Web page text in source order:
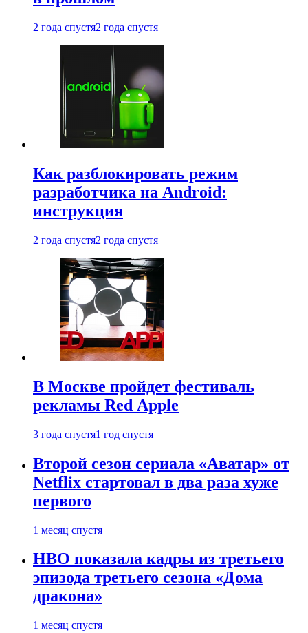
2 года спустя2 года спустя
Как разблокировать режим
разработчика на Android:
инструкция
2 года спустя2 года спустя
В Москве пройдет фестиваль
рекламы Red Apple
3 года спустя1 год спустя
Второй сезон сериала «Аватар» от
Netflix стартовал в два раза хуже
первого
1 месяц спустя
HBO показала кадры из третьего
эпизода третьего сезона «Дома
дракона»
1 месяц спустя